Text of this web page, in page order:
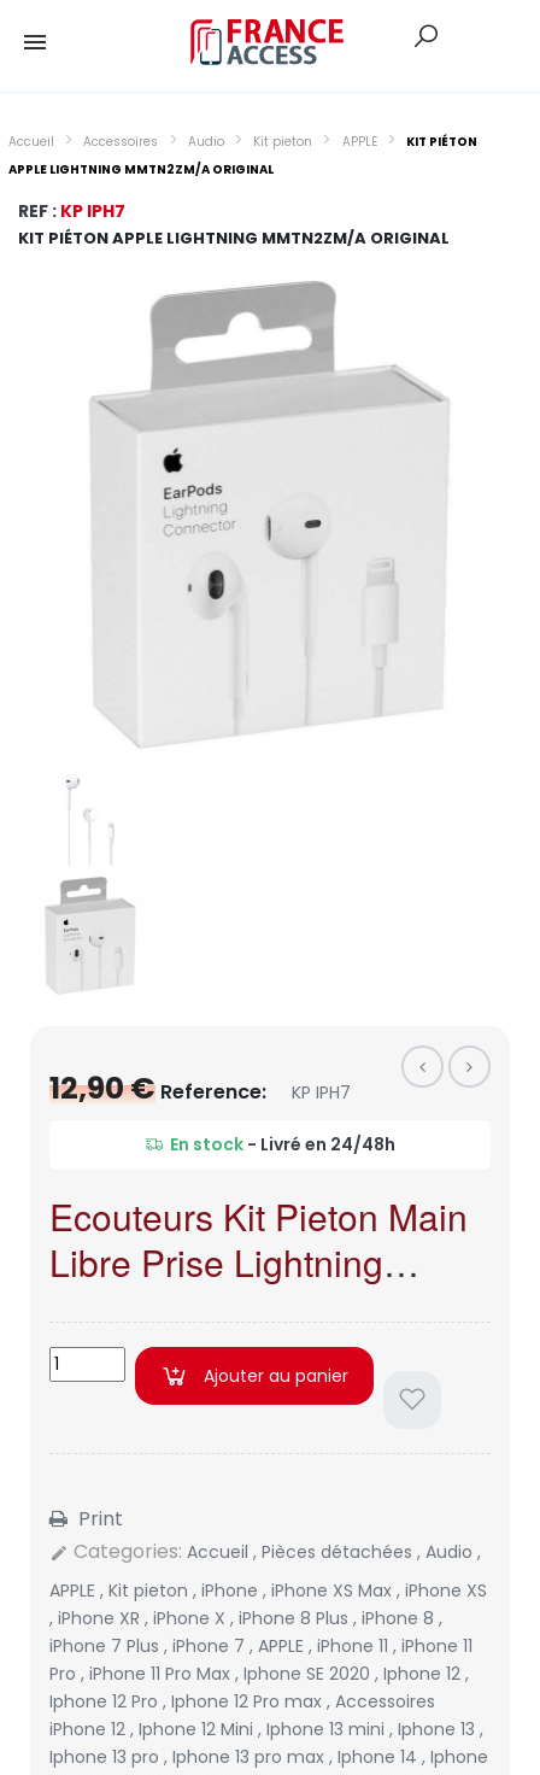
Accueil Accessoires Audio Kit pieton APPLE
KIT PIÉTON
APPLE LIGHTNING MMTN2ZM/A ORIGINAL
REF : KP IPH7
KIT PIÉTON APPLE LIGHTNING MMTN2ZM/A ORIGINAL
12,90 € Reference: KP IPH7
En stock - Livré en 24/48h
Ecouteurs Kit Pieton Main
Libre Prise Lightning
Original Apple iPhone 7G /
8G / X / XR / XS/ MAX
iphone 11 pro iphone 11...
Ajouter au panier
Print
edit Categories: Accueil , Pièces détachées , Audio ,
APPLE , Kit pieton , iPhone , iPhone XS Max , iPhone XS
, iPhone XR , iPhone X , iPhone 8 Plus , iPhone 8 ,
iPhone 7 Plus , iPhone 7 , APPLE , iPhone 11 , iPhone 11
Pro , iPhone 11 Pro Max , Iphone SE 2020 , Iphone 12 ,
Iphone 12 Pro , Iphone 12 Pro max , Accessoires
iPhone 12 , Iphone 12 Mini , Iphone 13 mini , Iphone 13 ,
Iphone 13 pro , Iphone 13 pro max , Iphone 14 , Iphone